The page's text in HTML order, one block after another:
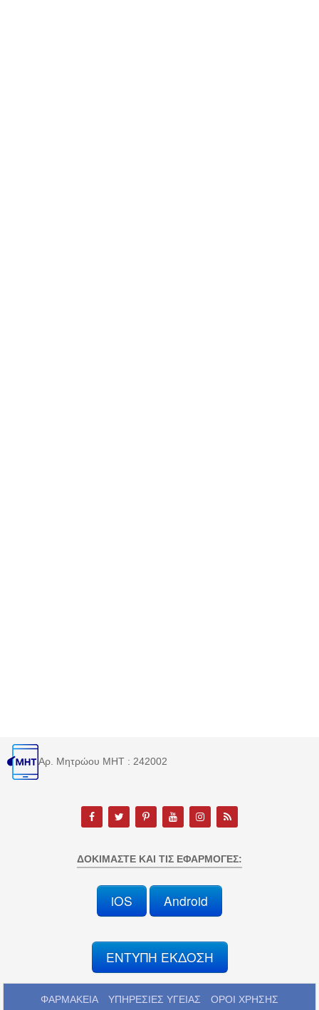
Αρ. Μητρώου MHT : 242002
ΔΟΚΙΜΆΣΤΕ ΚΑΙ ΤΙΣ ΕΦΑΡΜΟΓΈΣ:
iOS Android
ΕΝΤΥΠΗ ΕΚΔΟΣΗ
ΦΑΡΜΑΚΕΙΑ ΥΠΗΡΕΣΙΕΣ ΥΓΕΙΑΣ ΟΡΟΙ ΧΡΗΣΗΣ